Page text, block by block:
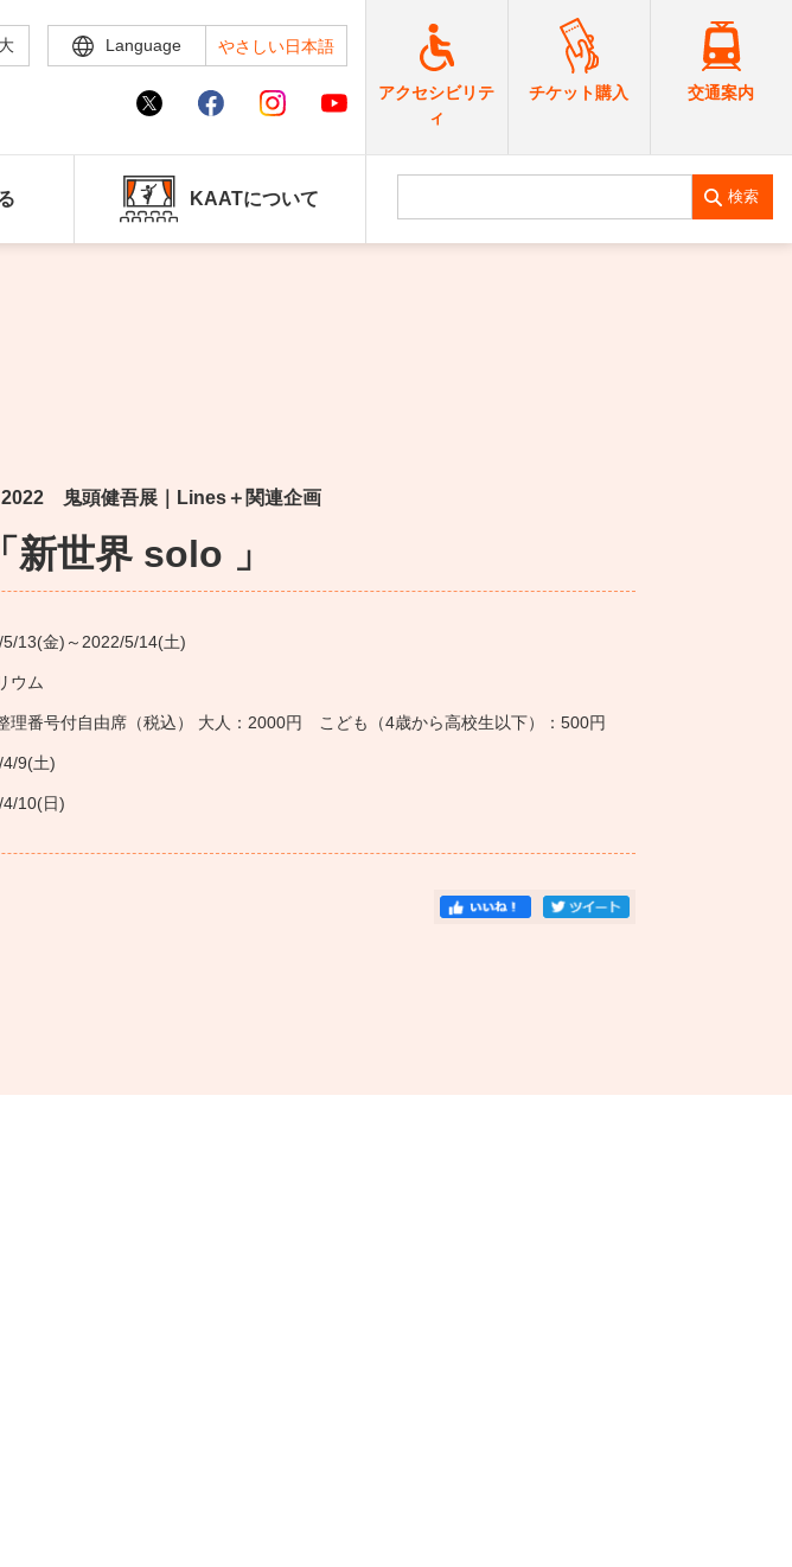
大 Language やさしい日本語
アクセシビリテ
ィ
チケット購入 交通案内
KAATについて 検索
2022 鬼頭健吾展｜Lines＋関連企画
新世界 solo 」
13(金)～ 2022/5/14(土)
ウム
理番号付自由席（税込） 大人：2000円 こども（4歳から高校生以下）：500円
4/9(土)
4/10(日)